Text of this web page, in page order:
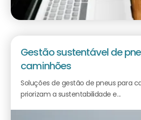
Gestão sustentável de
caminhões
Soluções de gestão de pneus para
priorizam a sustentabilidade e...